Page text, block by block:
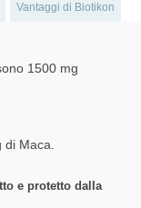
Vantaggi di Biotikon
1500 mg
Maca.
e protetto dalla